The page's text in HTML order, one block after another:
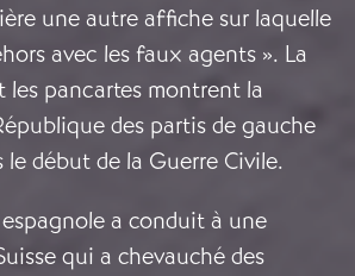
une autre affiche sur laquelle
avec les faux agents ». La
pancartes montrent la
des partis de gauche
le début de la Guerre Civile.
a conduit à une
qui a chevauché des